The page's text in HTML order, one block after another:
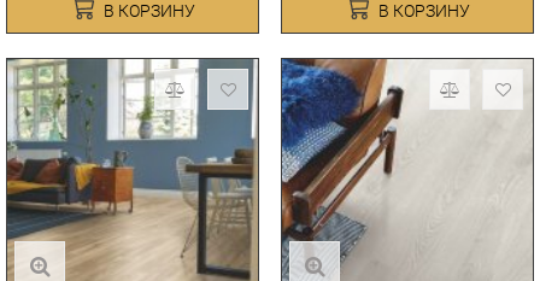
В КОРЗИНУ В КОРЗИНУ